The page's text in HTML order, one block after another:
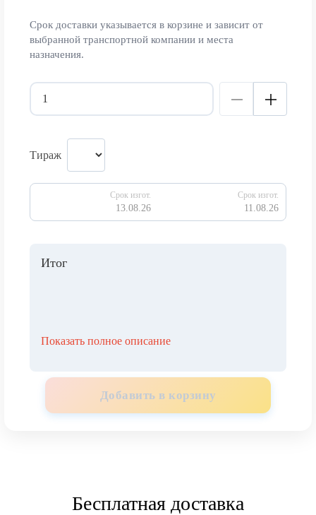
Срок доставки указывается в корзине и зависит от
выбранной транспортной компании и места
назначения.
Тираж
Срок изгот.
13.08.26
Срок изгот.
11.08.26
Итог
Показать полное описание
Добавить в корзину
Бесплатная доставка